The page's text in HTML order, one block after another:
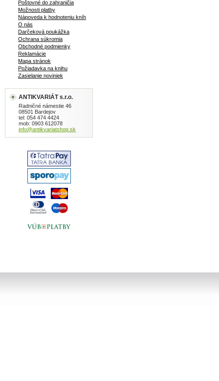
Poštovné do zahraničia
Možnosti platby
Nápoveda k hodnoteniu kníh
O nás
Darčeková poukážka
Ochrana súkromia
Obchodné podmienky
Reklamácie
Mapa stránok
Požiadavka na knihu
Zasielanie noviniek
ANTIKVARIÁT s.r.o.
Radničné námestie 46
08501 Bardejov
tel: 054 474 4424
mob: 0903 612078
info@antikvariatshop.sk